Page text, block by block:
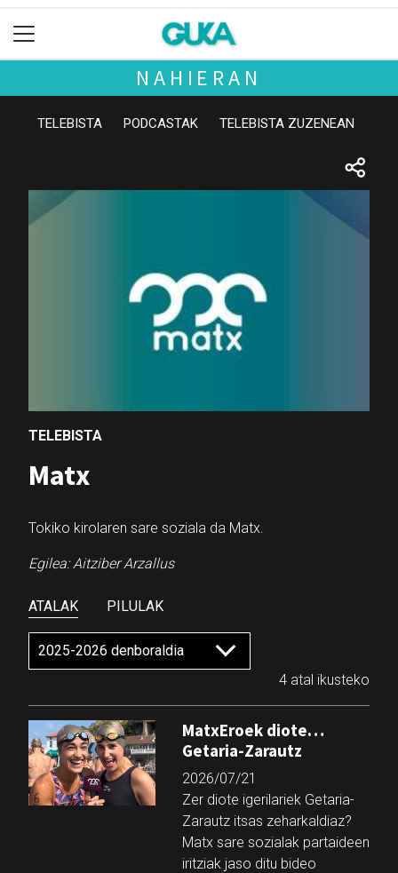
NAHIERAN
TELEBISTA PODCASTAK TELEBISTA ZUZENEAN
TELEBISTA
Matx
Tokiko kirolaren sare soziala da Matx.
Egilea: Aitziber Arzallus
ATALAK PILULAK
4 atal ikusteko
MatxEroek diote…
Getaria-Zarautz
2026/07/21
Zer diote igerilariek Getaria-
Zarautz itsas zeharkaldiaz?
Matx sare sozialak partaideen
iritziak jaso ditu bideo